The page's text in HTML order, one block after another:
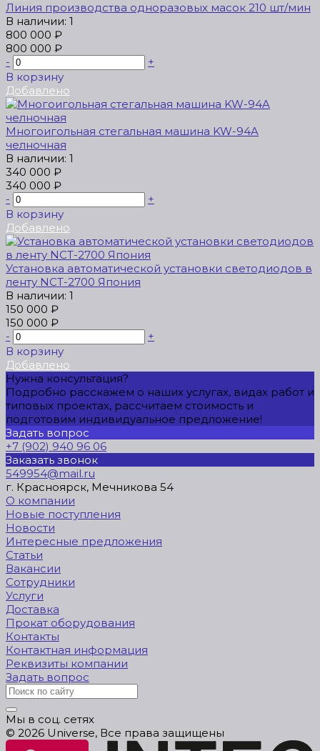
Линия производства одноразовых масок 210 шт/мин
В наличии: 1
800 000 ₽
800 000 ₽
-
+
В корзину
Добавлено
Многоигольная стегальная машина KW-94A
челночная
В наличии: 1
340 000 ₽
340 000 ₽
-
+
В корзину
Добавлено
Установка автоматической установки светодиодов в
ленту NCT-2700 Япония
В наличии: 1
150 000 ₽
150 000 ₽
-
+
В корзину
Добавлено
Нужна консультация?
Подробно расскажем о наших услугах, видах работ и
типовых проектах, рассчитаем стоимость и
подготовим индивидуальное предложение!
Задать вопрос
+7 (902) 940 96 06
Заказать звонок
549954@mail.ru
г. Красноярск, Мечникова 54
О компании
Новые поступления
Новости
Интересные предложения
Статьи
Вакансии
Сотрудники
Услуги
Доставка
Прокат оборудования
Контакты
Контактная информация
Реквизиты компании
Задать вопрос
Мы в соц. сетях
© 2026 Universe, Все права защищены